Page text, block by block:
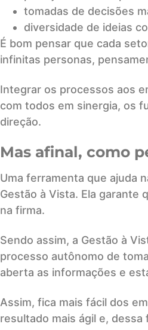
tomadas de decisões
diversidade de ideias
É bom pensar que cada
infinitas personas,
Integrar os processos aos
com todos em sinergia, os
direção.
Mas afinal, como
Uma ferramenta que ajuda
Gestão à Vista. Ela garante
na firma.
Sendo assim, a Gestão à
processo autônomo de
aberta as informações e
Assim, fica mais fácil dos
resultado mais ágil e, dessa